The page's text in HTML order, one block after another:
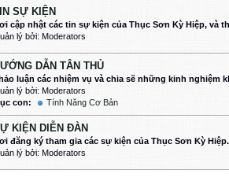
SỰ KIỆN
cập nhật các tin sự kiện của Thục Sơn Kỳ Hiệp, và
lý bởi: Moderators
DẪN TÂN THỦ
luận các nhiệm vụ và chia sẽ những kinh nghiệm
lý bởi: Moderators
con:
Tính Năng Cơ Bản
KIỆN DIỄN ĐÀN
đăng ký tham gia các sự kiện của Thục Sơn Kỳ Hiệp.
lý bởi: Moderators